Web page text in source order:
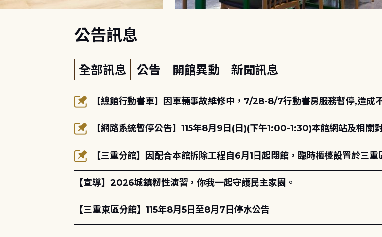
公告訊息
全部訊息 公告 開館異動 新聞訊息
【總館行動書車】因車輛事故維修中，7/28-8/7行動書房服務暫停,造成
【網路系統暫停公告】115年8月9日(日)(下午1:00-1:30)本館網站及相關
【三重分館】因配合本館拆除工程自6月1日起閉館，臨時櫃檯設置於三
【宣導】2026城鎮韌性演習，你我一起守護民主家園。
【三重東區分館】115年8月5日至8月7日停水公告